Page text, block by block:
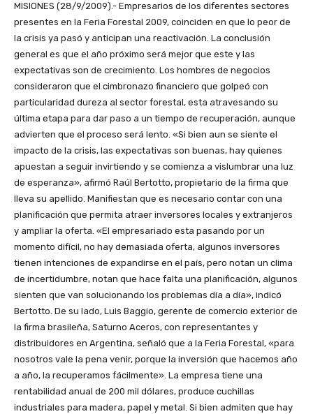
MISIONES (28/9/2009).- Empresarios de los diferentes sectores
presentes en la Feria Forestal 2009, coinciden en que lo peor de
la crisis ya pasó y anticipan una reactivación. La conclusión
general es que el año próximo será mejor que este y las
expectativas son de crecimiento. Los hombres de negocios
consideraron que el cimbronazo financiero que golpeó con
particularidad dureza al sector forestal, esta atravesando su
última etapa para dar paso a un tiempo de recuperación, aunque
advierten que el proceso será lento. «Si bien aun se siente el
impacto de la crisis, las expectativas son buenas, hay quienes
apuestan a seguir invirtiendo y se comienza a vislumbrar una luz
de esperanza», afirmó Raúl Bertotto, propietario de la firma que
lleva su apellido. Manifiestan que es necesario contar con una
planificación que permita atraer inversores locales y extranjeros
y ampliar la oferta. «El empresariado esta pasando por un
momento difícil, no hay demasiada oferta, algunos inversores
tienen intenciones de expandirse en el país, pero notan un clima
de incertidumbre, notan que hace falta una planificación, algunos
sienten que van solucionando los problemas día a día», indicó
Bertotto. De su lado, Luis Baggio, gerente de comercio exterior de
la firma brasileña, Saturno Aceros, con representantes y
distribuidores en Argentina, señaló que a la Feria Forestal, «para
nosotros vale la pena venir, porque la inversión que hacemos año
a año, la recuperamos fácilmente». La empresa tiene una
rentabilidad anual de 200 mil dólares, produce cuchillas
industriales para madera, papel y metal. Si bien admiten que hay